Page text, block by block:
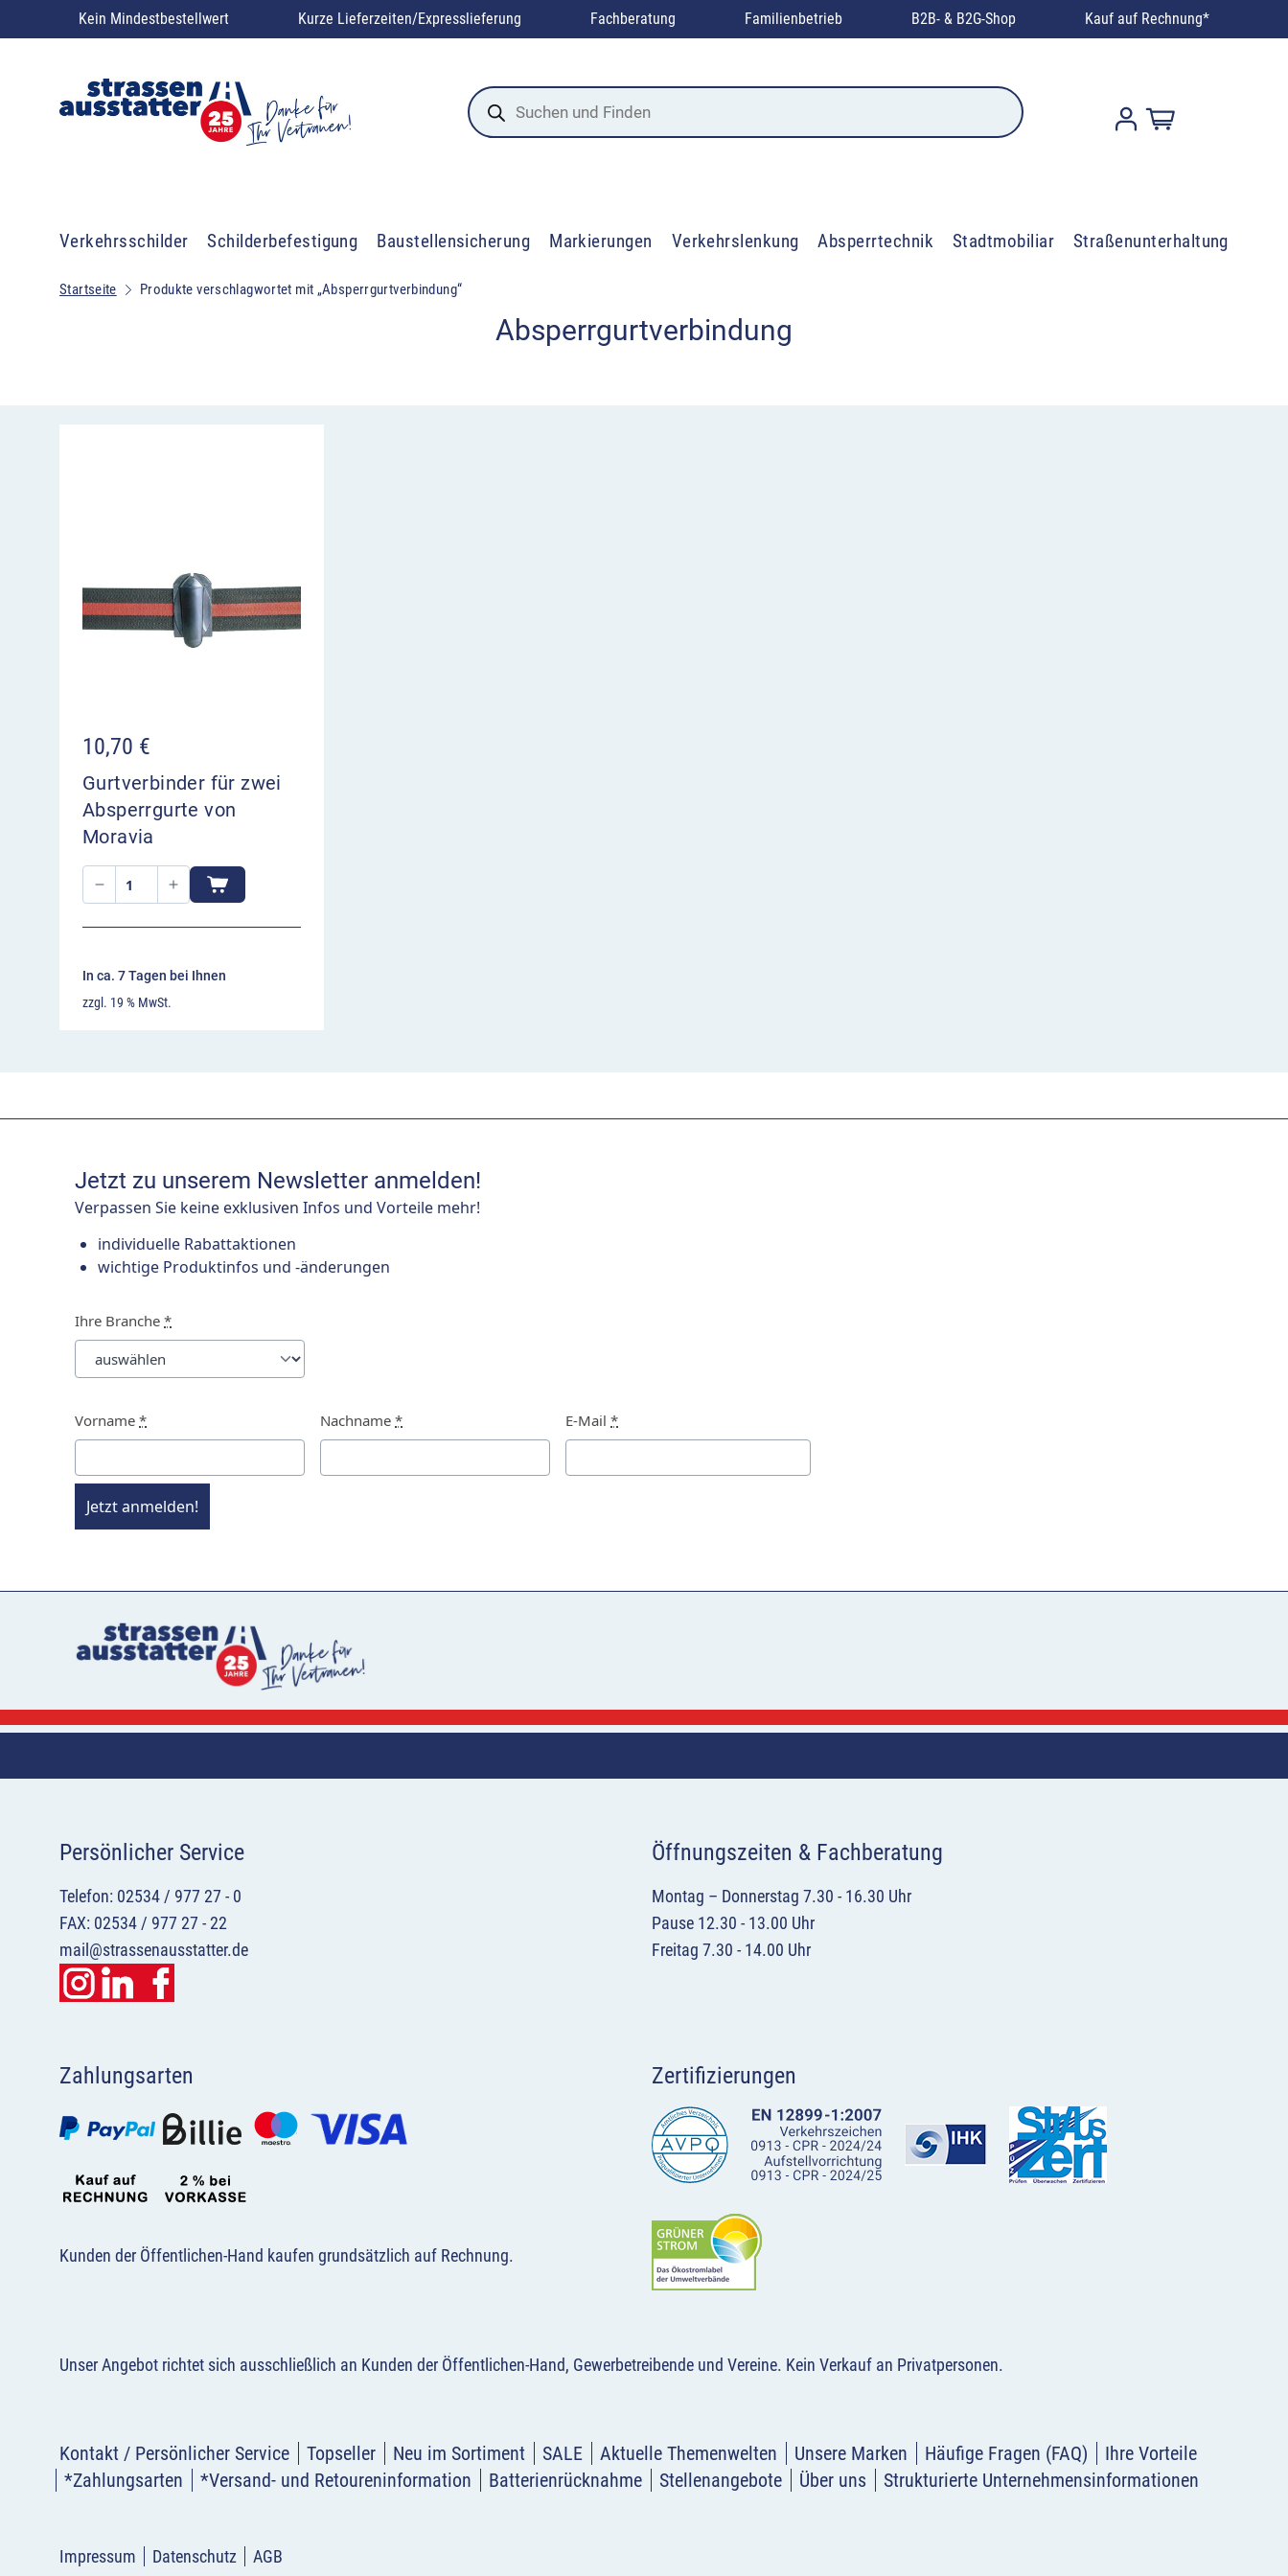
Kein Mindestbestellwert Kurze Lieferzeiten/Expresslieferung Fachberatung Familienbetrieb B2B- & B2G-Shop Kauf auf Rechnung*
Products
search
Verkehrsschilder Schilderbefestigung Baustellensicherung Markierungen Verkehrslenkung Absperrtechnik Stadtmobiliar Straßenunterhaltung
Startseite Produkte verschlagwortet mit „Absperrgurtverbindung“
Absperrgurtverbindung
10,70 €
Gurtverbinder für zwei
Absperrgurte von
Moravia
In ca. 7 Tagen bei Ihnen
zzgl. 19 % MwSt.
Jetzt zu unserem Newsletter anmelden!
Verpassen Sie keine exklusiven Infos und Vorteile mehr!
individuelle Rabattaktionen
wichtige Produktinfos und -änderungen
Ihre Branche *
Vorname * Nachname * E-Mail *
Jetzt anmelden!
Persönlicher Service
Telefon: 02534 / 977 27 - 0
FAX: 02534 / 977 27 - 22
mail@strassenausstatter.de
Öffnungszeiten & Fachberatung
Montag – Donnerstag 7.30 - 16.30 Uhr
Pause 12.30 - 13.00 Uhr
Freitag 7.30 - 14.00 Uhr
Zahlungsarten
Kunden der Öffentlichen-Hand kaufen grundsätzlich auf Rechnung.
Zertifizierungen
Unser Angebot richtet sich ausschließlich an Kunden der Öffentlichen-Hand, Gewerbetreibende und Vereine. Kein Verkauf an Privatpersonen.
Kontakt / Persönlicher Service Topseller Neu im Sortiment SALE Aktuelle Themenwelten Unsere Marken Häufige Fragen (FAQ)
Ihre Vorteile
*Zahlungsarten
*Versand- und Retoureninformation Batterienrücknahme Stellenangebote Über uns Strukturierte Unternehmensinformationen
Impressum Datenschutz AGB